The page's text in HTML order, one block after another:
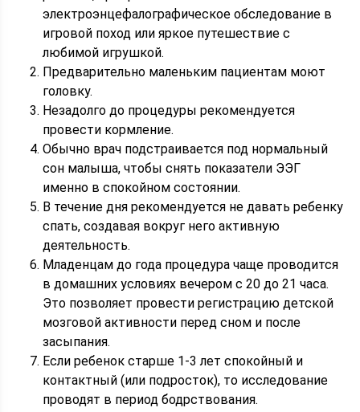
электроэнцефалографическое обследование в
игровой поход или яркое путешествие с
любимой игрушкой.
Предварительно маленьким пациентам моют
головку.
Незадолго до процедуры рекомендуется
провести кормление.
Обычно врач подстраивается под нормальный
сон малыша, чтобы снять показатели ЭЭГ
именно в спокойном состоянии.
В течение дня рекомендуется не давать ребенку
спать, создавая вокруг него активную
деятельность.
Младенцам до года процедура чаще проводится
в домашних условиях вечером с 20 до 21 часа.
Это позволяет провести регистрацию детской
мозговой активности перед сном и после
засыпания.
Если ребенок старше 1-3 лет спокойный и
контактный (или подросток), то исследование
проводят в период бодрствования.